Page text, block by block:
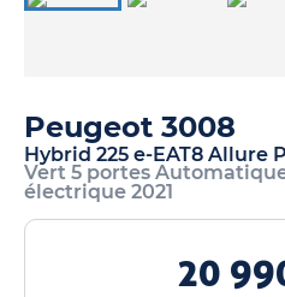
Peugeot 3008
Hybrid 225 e-EAT8 Allure
Vert 5 portes
électrique 2021
20